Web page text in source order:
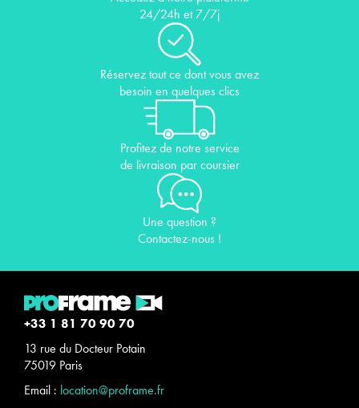
24/24h et 7/7j
Réservez tout ce dont vous avez
besoin en quelques clics
Profitez de notre service
de livraison par coursier
Une question ?
Contactez-nous !
+33 1 81 70 90 70
13 rue du Docteur Potain
75019 Paris
Email : location@proframe.fr